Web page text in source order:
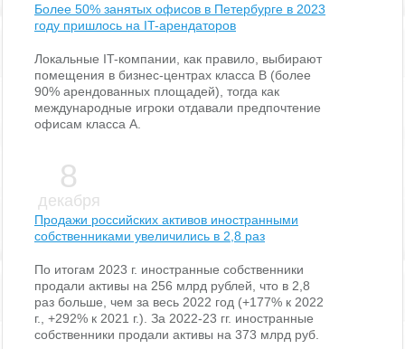
Более 50% занятых офисов в Петербурге в 2023
году пришлось на IT-арендаторов
Локальные IT-компании, как правило, выбирают
помещения в бизнес-центрах класса В (более
90% арендованных площадей), тогда как
международные игроки отдавали предпочтение
офисам класса А.
8
декабря
Продажи российских активов иностранными
собственниками увеличились в 2,8 раз
По итогам 2023 г. иностранные собственники
продали активы на 256 млрд рублей, что в 2,8
раз больше, чем за весь 2022 год (+177% к 2022
г., +292% к 2021 г.). За 2022-23 гг. иностранные
собственники продали активы на 373 млрд руб.